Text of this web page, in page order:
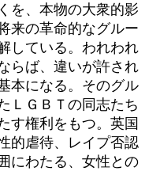
を、本物の大衆的影
来の革命的なグルー
している。われわれ
らば、違いが許され
本になる。そのグル
ＬＧＢＴの同志たち
す権利をもつ。英国
的虐待、レイプ否認
にわたる、女性との